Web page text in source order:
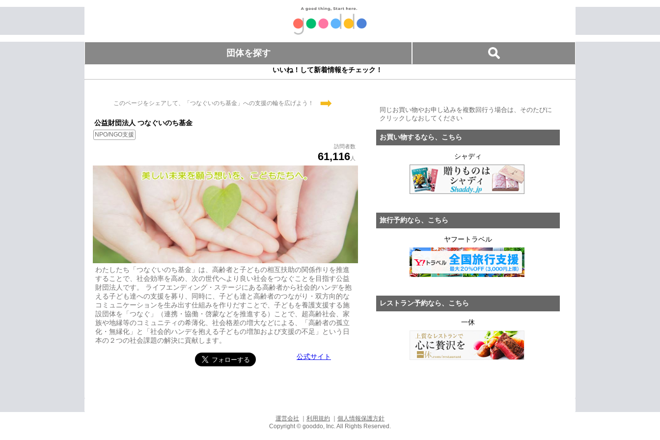
団体を探す
いいね！して新着情報をチェック！
このページをシェアして、「つなぐいのち基金」への支援の輪を広げよう！ ➡
公益財団法人 つなぐいのち基金
NPO/NGO支援
訪問者数
61,116 人
わたしたち「つなぐいのち基金」は、高齢者と子どもの相互扶助の関係作りを推進
することで、社会効率を高め、次の世代へより良い社会をつなぐことを目指す公益
財団法人です。 ライフエンディング・ステージにある高齢者から社会的ハンデを抱
える子ども達への支援を募り、同時に、子ども達と高齢者のつながり・双方向的な
コミュニケーションを生み出す仕組みを作りだすことで、子どもを養護支援する施
設団体を「つなぐ」（連携・協働・啓蒙などを推進する）ことで、超高齢社会、家
族や地縁等のコミュニティの希薄化、社会格差の増大などによる、「高齢者の孤立
化・無縁化」と「社会的ハンデを抱える子どもの増加および支援の不足」という日
本の２つの社会課題の解決に貢献します。
公式サイト
同じお買い物やお申し込みを複数回行う場合は、そのたびに
クリックしなおしてください
お買い物するなら、こちら
シャディ
旅行予約なら、こちら
ヤフートラベル
レストラン予約なら、こちら
一休
運営会社 ｜ 利用規約 ｜ 個人情報保護方針
Copyright © gooddo, Inc. All Rights Reserved.